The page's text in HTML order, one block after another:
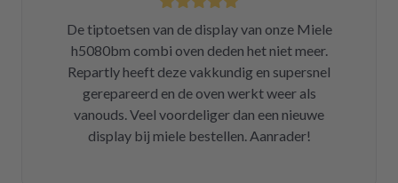
De tiptoetsen van de display van onze Miele
h5080bm combi oven deden het niet meer.
Repartly heeft deze vakkundig en supersnel
gerepareerd en de oven werkt weer als
vanouds. Veel voordeliger dan een nieuwe
display bij miele bestellen. Aanrader!